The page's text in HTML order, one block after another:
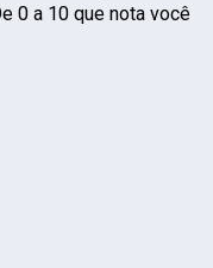
0 a 10 que nota você